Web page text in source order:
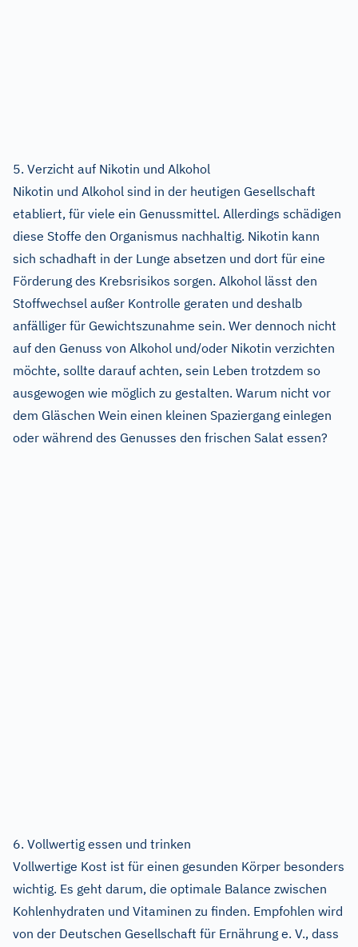
5. Verzicht auf Nikotin und Alkohol
Nikotin und Alkohol sind in der heutigen Gesellschaft
etabliert, für viele ein Genussmittel. Allerdings schädigen
diese Stoffe den Organismus nachhaltig. Nikotin kann
sich schadhaft in der Lunge absetzen und dort für eine
Förderung des Krebsrisikos sorgen. Alkohol lässt den
Stoffwechsel außer Kontrolle geraten und deshalb
anfälliger für Gewichtszunahme sein. Wer dennoch nicht
auf den Genuss von Alkohol und/oder Nikotin verzichten
möchte, sollte darauf achten, sein Leben trotzdem so
ausgewogen wie möglich zu gestalten. Warum nicht vor
dem Gläschen Wein einen kleinen Spaziergang einlegen
oder während des Genusses den frischen Salat essen?
6. Vollwertig essen und trinken
Vollwertige Kost ist für einen gesunden Körper besonders
wichtig. Es geht darum, die optimale Balance zwischen
Kohlenhydraten und Vitaminen zu finden. Empfohlen wird
von der Deutschen Gesellschaft für Ernährung e. V., dass